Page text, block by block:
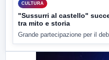
CULTURA
"Sussurri al castello"
tra mito e storia
Grande partecipazione per il